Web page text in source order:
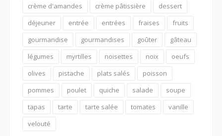
crème d'amandes
crème pâtissière
dessert
déjeuner
entrée entrées fraises
fruits
gourmandise
gourmandises goûter
gâteau
légumes
myrtilles noisettes noix
oeufs
olives
pistache plats salés
poisson
pommes
poulet quiche salade
soupe
tapas
tarte tarte salée tomates
vanille
velouté